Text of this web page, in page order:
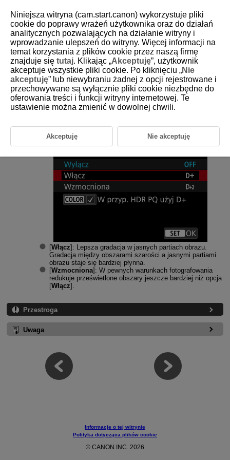
D375-078
Priorytet jasnych partii obrazu
Można zredukować występowanie prześwietlonej, przyciętej bieli.
[Włącz]: Lepsza gradacja w jasnych partiach obrazu.
Gradacja między obszarami szarości a jasnymi partiami
obrazu staje się bardziej płynna.
[Wzmocniona]: W pewnych warunkach fotografowania
redukuje prześwietlone obszary jeszcze bardziej niż opcja
[Włącz].
Przestroga
Uwaga
Informacje o tej witrynie
Polityka dotycząca plików cookie
© CANON INC. 2026
Niniejsza witryna (cam.start.canon) wykorzystuje pliki
cookie do poprawy wrażeń użytkownika oraz do działań
analitycznych pozwalających na działanie witryny i
wprowadzanie ulepszeń do witryny. Więcej informacji na
temat korzystania z plików cookie przez naszą firmę
znajduje się tutaj. Klikając „Akceptuję”, użytkownik
akceptuje wszystkie pliki cookie. Po kliknięciu „Nie
akceptuję” lub niewybraniu żadnej z opcji rejestrowane i
przechowywane są wyłącznie pliki cookie niezbędne do
oferowania treści i funkcji witryny internetowej. Te
ustawienie można zmienić w dowolnej chwili.
Akceptuję Nie akceptuję